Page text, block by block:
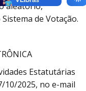
aleatório,
de Votação.
Estatutárias
10/2025, no e-mail